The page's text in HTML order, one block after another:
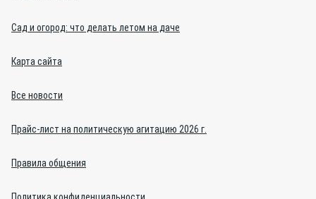
Сад и огород: что делать летом на даче
Карта сайта
Все новости
Прайс-лист на политическую агитацию 2026 г.
Правила общения